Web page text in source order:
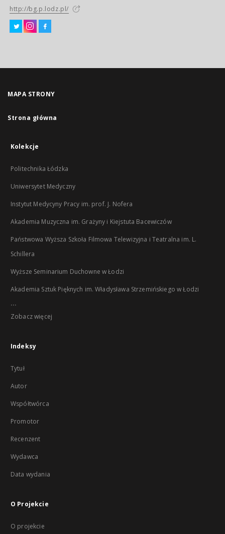
http://bg.p.lodz.pl/
MAPA STRONY
Strona główna
Kolekcje
Politechnika Łódzka
Uniwersytet Medyczny
Instytut Medycyny Pracy im. prof. J. Nofera
Akademia Muzyczna im. Grażyny i Kiejstuta Bacewiczów
Państwowa Wyższa Szkoła Filmowa Telewizyjna i Teatralna im. L.
Schillera
Wyższe Seminarium Duchowne w Łodzi
Akademia Sztuk Pięknych im. Władysława Strzemińskiego w Łodzi
...
Zobacz więcej
Indeksy
Tytuł
Autor
Współtwórca
Promotor
Recenzent
Wydawca
Data wydania
O Projekcie
O projekcie